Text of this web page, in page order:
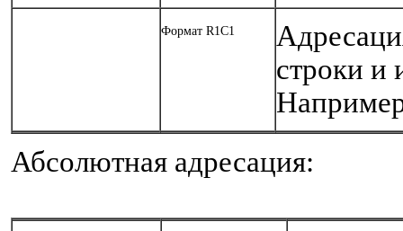
Формат R1C1
строки и
Абсолютная адресация: